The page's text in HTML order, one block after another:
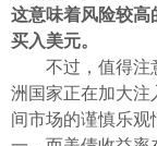
这意味着风险较
买入美元。
不过，值得注
洲国家正在加大
间市场的谨慎乐